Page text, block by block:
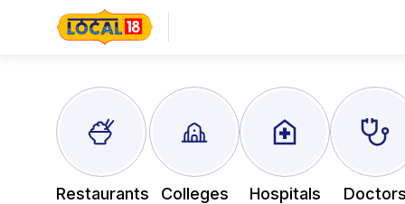
Restaurants Colleges Hospitals